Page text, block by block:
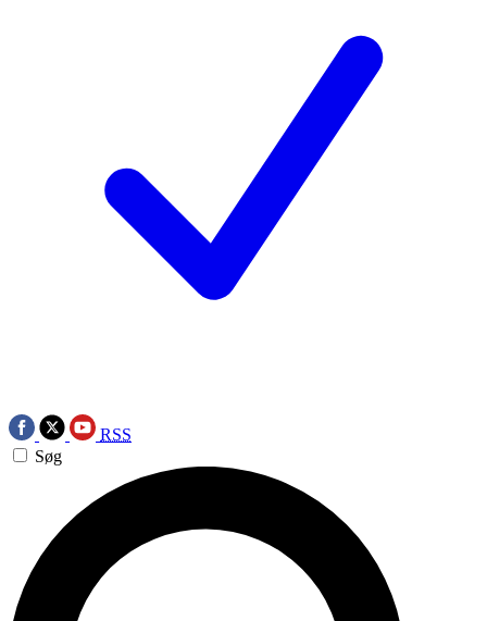
RSS
Søg